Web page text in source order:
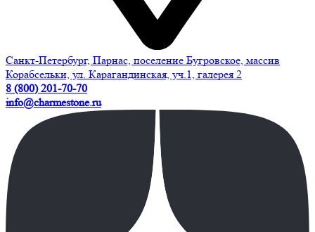
Санкт-Петербург, Парнас, поселение Бугровское, массив
Корабсельки, ул. Карагандинская, уч.1, галерея 2
8 (800) 201-70-70
info@charmestone.ru